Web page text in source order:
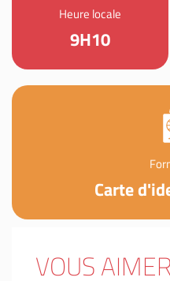
Heure locale
9H10
Carte
VOUS